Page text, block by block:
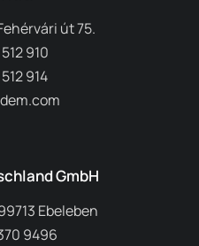
út 75.
910
914
GmbH
Ebeleben
9496